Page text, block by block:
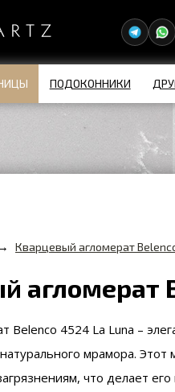
ПОДОКОННИКИ
Кварцевый агломерат
агломерат
Belenco 4524 La Luna –
мрамора. Этот
что делает